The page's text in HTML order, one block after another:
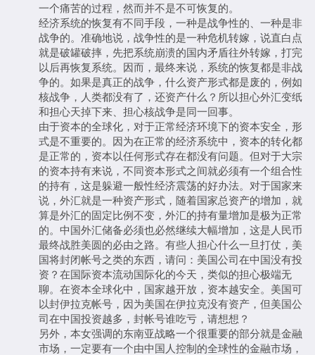
一个痛苦的过程，然而并不是不可恢复的。
经济系统的恢复有不同手段，一种是战争性的、一种是非
战争的。准确地说，战争性的是一种危机转嫁，说直白点
就是破罐破摔，先把系统崩溃的国内矛盾往外转嫁，打完
以后再恢复系统。因而，最终来说，系统的恢复都是非战
争的。如果是真正的战争，什么资产形式都是废的，例如
核战争，人类都没有了，还资产什么？所以担心外汇变纸
和担心天掉下来、担心核战争是同一回事。
由于资本的全球化，对于正常经济环境下的资本安全，形
式是不重要的。因为在正常的经济系统中，资本的转化都
是正常的，资本以任何形式存在都没有问题。但对于大宗
的资本持有来说，不同资本形式之间就必须有一个组合性
的持有，这是躲避一般性经济震荡的好办法。对于国家来
说，外汇就是一种资产形式，随着国家总资产的增加，就
算是外汇的固定比例不变，外汇的持有量增加是极为正常
的。中国外汇储备必须也必然继续大幅增加，这是人民币
最终战胜美圆的必由之路。有些人担心什么一旦打仗，美
国将封闭帐号之类的东西，请问：美国公司在中国没有投
资？在国际资本流动国际化的今天，类似的担心极端无
聊。在资本全球化中，国家越开放，资本越安全。美国可
以封伊拉克帐号，因为美国在伊拉克没有资产，但美国公
司在中国投资越多，封帐号谁吃亏，请想想？
另外，本女强调的东南亚战略一个很重要的部分就是金融
市场，一定要有一个由中国人控制的全球性的金融市场，